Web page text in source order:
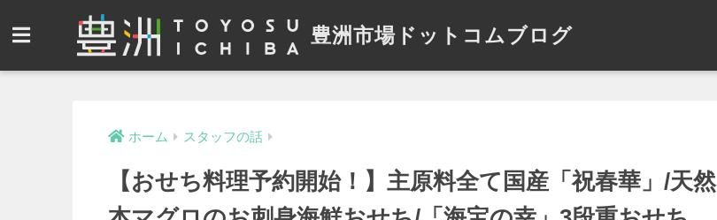
豊洲市場ドットコムブログ
ホーム スタッフの話
【おせち料理予約開始！】主原料全て国産「祝春華」/天然